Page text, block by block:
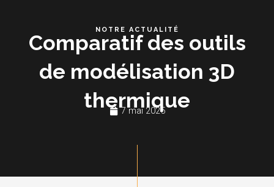
contenu
NOTRE ACTUALITÉ
Comparatif des outils
de modélisation 3D
thermique
7 mai 2025